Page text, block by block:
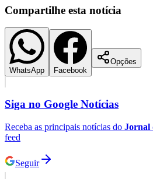
Compartilhe esta notícia
WhatsApp Facebook
Opções
Siga no Google Notícias
Receba as principais notícias do Jornal
feed
Seguir